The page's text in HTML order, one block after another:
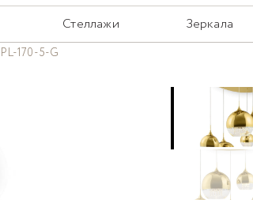
Стеллажи Зеркала
170-5-G